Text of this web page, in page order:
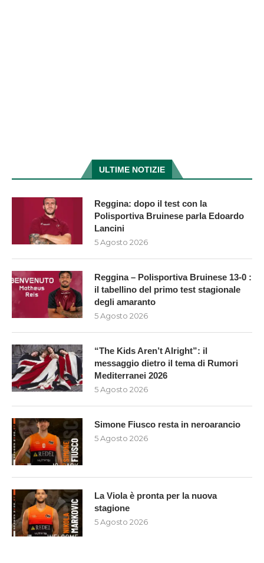
ULTIME NOTIZIE
Reggina: dopo il test con la
Polisportiva Bruinese parla Edoardo
Lancini
5 Agosto 2026
Reggina – Polisportiva Bruinese 13-0 :
il tabellino del primo test stagionale
degli amaranto
5 Agosto 2026
“The Kids Aren’t Alright”: il
messaggio dietro il tema di Rumori
Mediterranei 2026
5 Agosto 2026
Simone Fiusco resta in neroarancio
5 Agosto 2026
La Viola è pronta per la nuova
stagione
5 Agosto 2026